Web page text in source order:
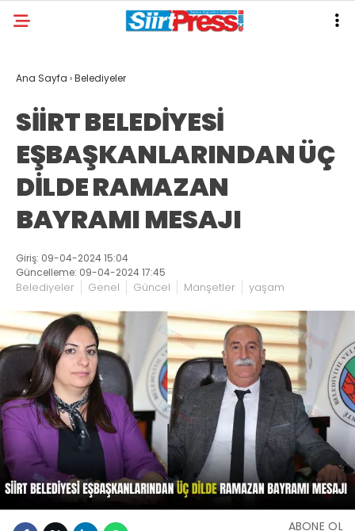
Ana Sayfa ›Belediyeler
SİİRT BELEDİYESİ
EŞBAŞKANLARINDAN ÜÇ
DİLDE RAMAZAN
BAYRAMI MESAJI
Giriş: 09-04-2024 15:04
Güncelleme: 09-04-2024 17:45
Belediyeler Genel Güncel Manşetler yaşam
ABONE OL